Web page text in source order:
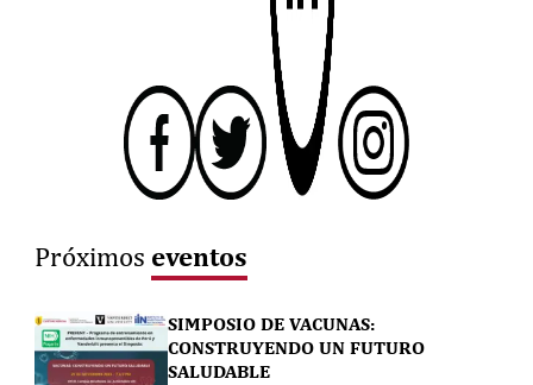
Próximos eventos
SIMPOSIO DE VACUNAS:
CONSTRUYENDO UN FUTURO
SALUDABLE